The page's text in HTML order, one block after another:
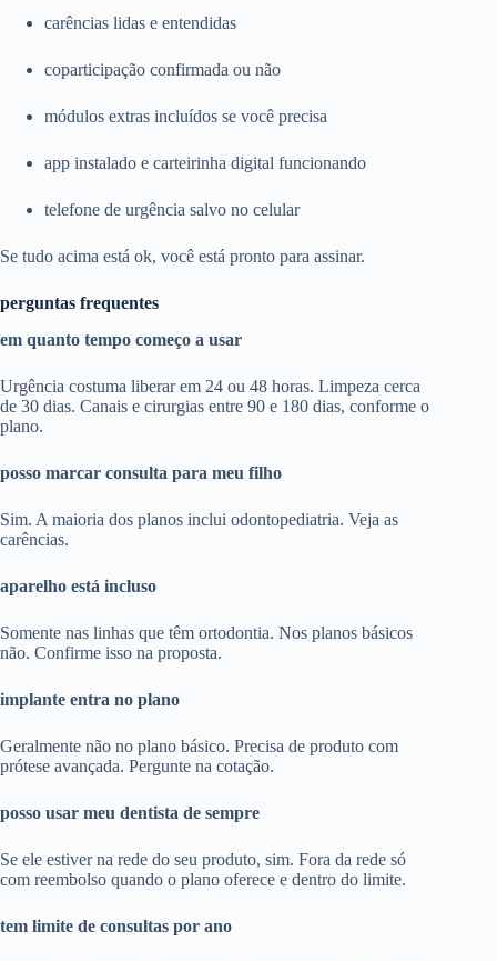
carências lidas e entendidas
coparticipação confirmada ou não
módulos extras incluídos se você precisa
app instalado e carteirinha digital funcionando
telefone de urgência salvo no celular
Se tudo acima está ok, você está pronto para assinar.
perguntas frequentes
em quanto tempo começo a usar
Urgência costuma liberar em 24 ou 48 horas. Limpeza cerca
de 30 dias. Canais e cirurgias entre 90 e 180 dias, conforme o
plano.
posso marcar consulta para meu filho
Sim. A maioria dos planos inclui odontopediatria. Veja as
carências.
aparelho está incluso
Somente nas linhas que têm ortodontia. Nos planos básicos
não. Confirme isso na proposta.
implante entra no plano
Geralmente não no plano básico. Precisa de produto com
prótese avançada. Pergunte na cotação.
posso usar meu dentista de sempre
Se ele estiver na rede do seu produto, sim. Fora da rede só
com reembolso quando o plano oferece e dentro do limite.
tem limite de consultas por ano